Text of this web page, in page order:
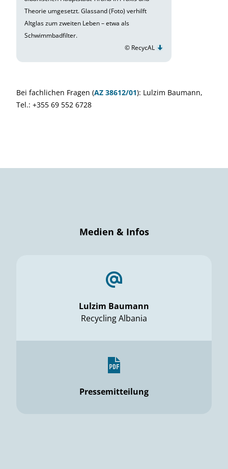
Theorie umgesetzt. Glassand (Foto) verhilft
Altglas zum zweiten Leben – etwa als
Schwimmbadfilter.
© RecycAL
Bei fachlichen Fragen (AZ 38612/01): Lulzim Baumann,
Tel.: +355 69 552 6728
Medien & Infos
Lulzim Baumann
Recycling Albania
Pressemitteilung